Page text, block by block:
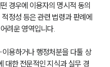
개
강점
길
경우에 이용자의 명시적 동의
정성 등은 관련 법령과 판례에
려운 영역입니다.
용하거나 행정처분을 다툴 상
대한 전문적인 지식과 실무 경